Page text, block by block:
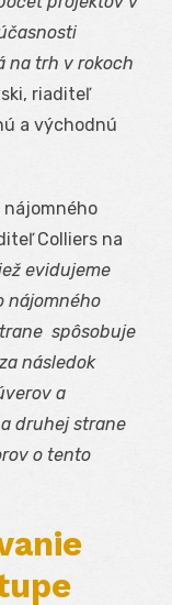
na trh v rokoch
riaditeľ
a východnú
nájomného
Colliers na
evidujeme
nájomného
spôsobuje
následok
a
druhej strane
o tento